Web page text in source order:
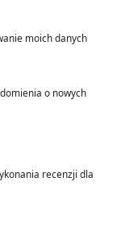
recenzji dla